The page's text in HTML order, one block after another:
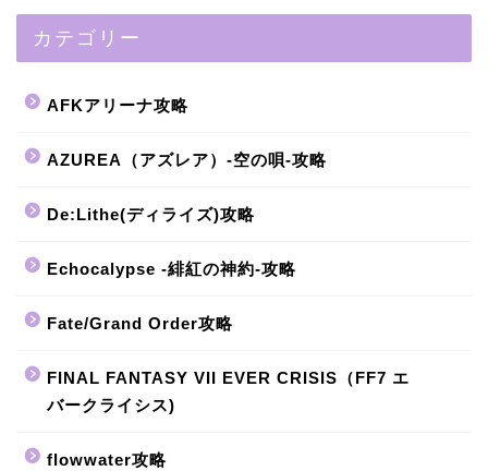
カテゴリー
AFKアリーナ攻略
AZUREA（アズレア）-空の唄-攻略
De:Lithe(ディライズ)攻略
Echocalypse -緋紅の神約-攻略
Fate/Grand Order攻略
FINAL FANTASY VII EVER CRISIS（FF7 エ
バークライシス)
flowwater攻略